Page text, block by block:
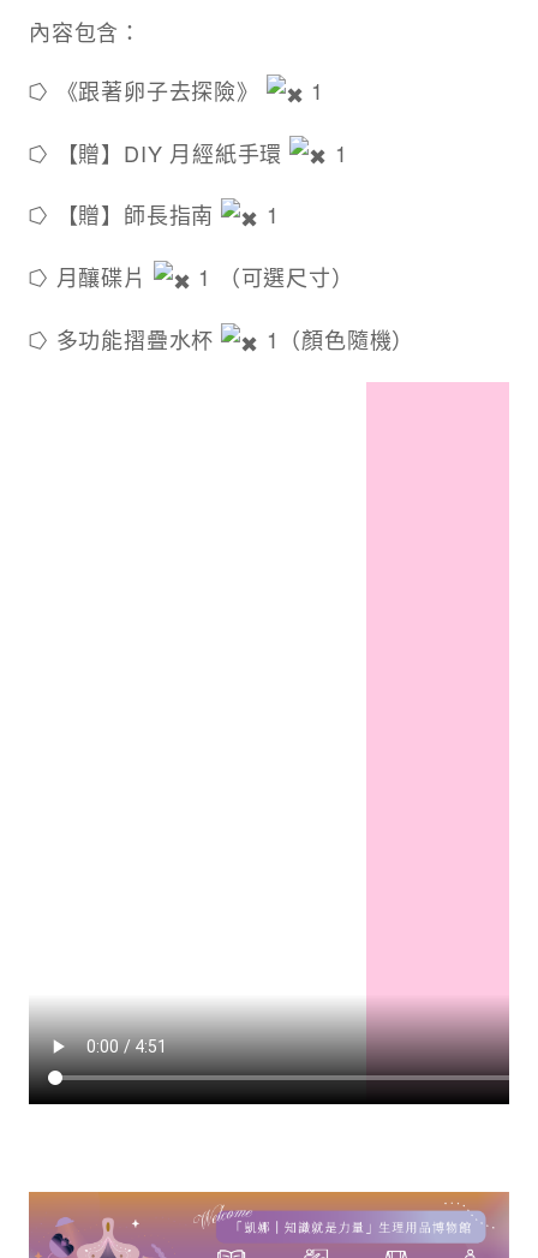
內容包含：
⭔ 《跟著卵子去探險》
1
⭔ 【贈】DIY 月經紙手環
1
⭔ 【贈】師長指南
1
⭔ 月釀碟片
1 （可選尺寸）
⭔ 多功能摺疊水杯
1（顏色隨機）